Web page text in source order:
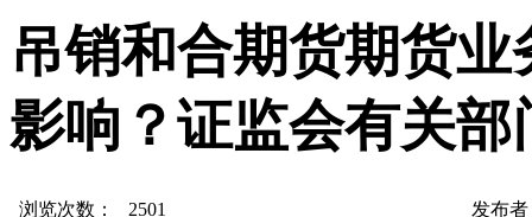
吊销和合期货期货
影响？证监会有关部
浏览次数： 2501 发布